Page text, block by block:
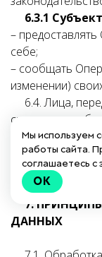
6.3.1
–
себе;
– сообщать
изменении)
6.4. Лица,
сведения о себе
персональных
РФ.
7.
ДАННЫХ
Мы используем
работы сайта.
соглашаетесь с
OK